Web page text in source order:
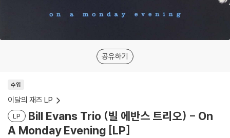
공유하기
수입
이달의 재즈 LP
LP
Bill Evans Trio (빌 에반스 트리오) - On
A Monday Evening [LP]